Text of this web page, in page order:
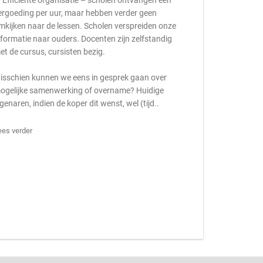
per uur, maar hebben verder geen
naar de lessen. Scholen verspreiden onze
naar ouders. Docenten zijn zelfstandig
de cursus, cursisten bezig.
kunnen we eens in gesprek gaan over
samenwerking of overname? Huidige
indien de koper dit wenst, wel (tijd..
verder